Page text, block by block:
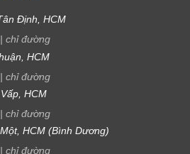
Định, HCM
| chỉ đường
HCM
| chỉ đường
HCM
| chỉ đường
HCM (Bình Dương)
| chỉ đường